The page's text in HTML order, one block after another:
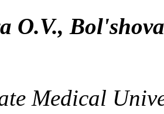
O.V.,
Medical